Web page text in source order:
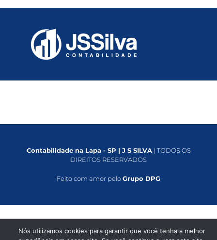
Contabilidade na Lapa - SP | J S SILVA| TODOS OS
DIREITOS RESERVADOS
Feito com amor peloGrupo DPG
Nós utilizamos cookies para garantir que você tenha a melhor